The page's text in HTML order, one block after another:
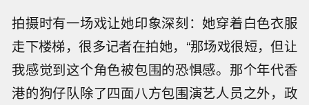
拍摄时有一场戏让她印象深刻：她穿着白色衣服
走下楼梯，很多记者在拍她，“那场戏很短，但让
我感觉到这个角色被包围的恐惧感。那个年代香
港的狗仔队除了四面八方包围演艺人员之外，政